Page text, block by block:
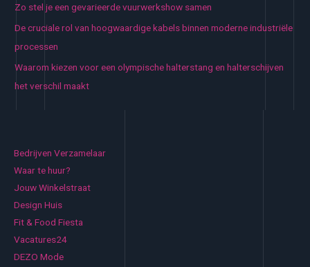
Zo stel je een gevarieerde vuurwerkshow samen
De cruciale rol van hoogwaardige kabels binnen moderne industriële
processen
Waarom kiezen voor een olympische halterstang en halterschijven
het verschil maakt
Bedrijven Verzamelaar
Waar te huur?
Jouw Winkelstraat
Design Huis
Fit & Food Fiesta
Vacatures24
DEZO Mode